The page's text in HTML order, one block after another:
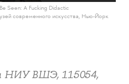
Seen: A Fucking Didactic
современного искусства, Нью-Йорк
НИУ ВШЭ, 115054,